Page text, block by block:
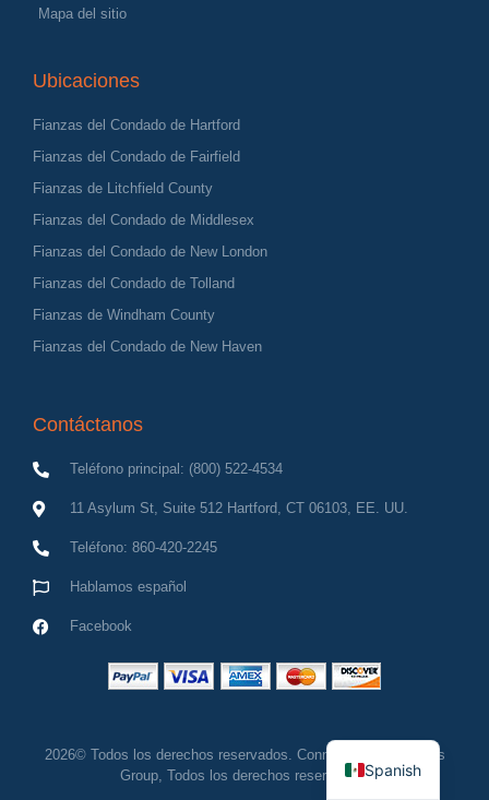
Mapa del sitio
Ubicaciones
Fianzas del Condado de Hartford
Fianzas del Condado de Fairfield
Fianzas de Litchfield County
Fianzas del Condado de Middlesex
Fianzas del Condado de New London
Fianzas del Condado de Tolland
Fianzas de Windham County
Fianzas del Condado de New Haven
Contáctanos
Teléfono principal: (800) 522-4534
11 Asylum St, Suite 512 Hartford, CT 06103, EE. UU.
Teléfono: 860-420-2245
Hablamos español
Facebook
2026© Todos los derechos reservados. Connecticut Bail Bonds
Group, Todos los derechos reservados.Spanish